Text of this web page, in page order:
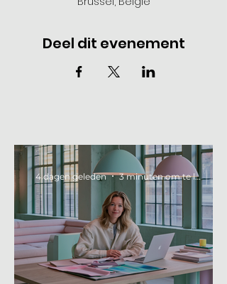
Deel dit evenement
4 dagen geleden 3 minuten om te lezen